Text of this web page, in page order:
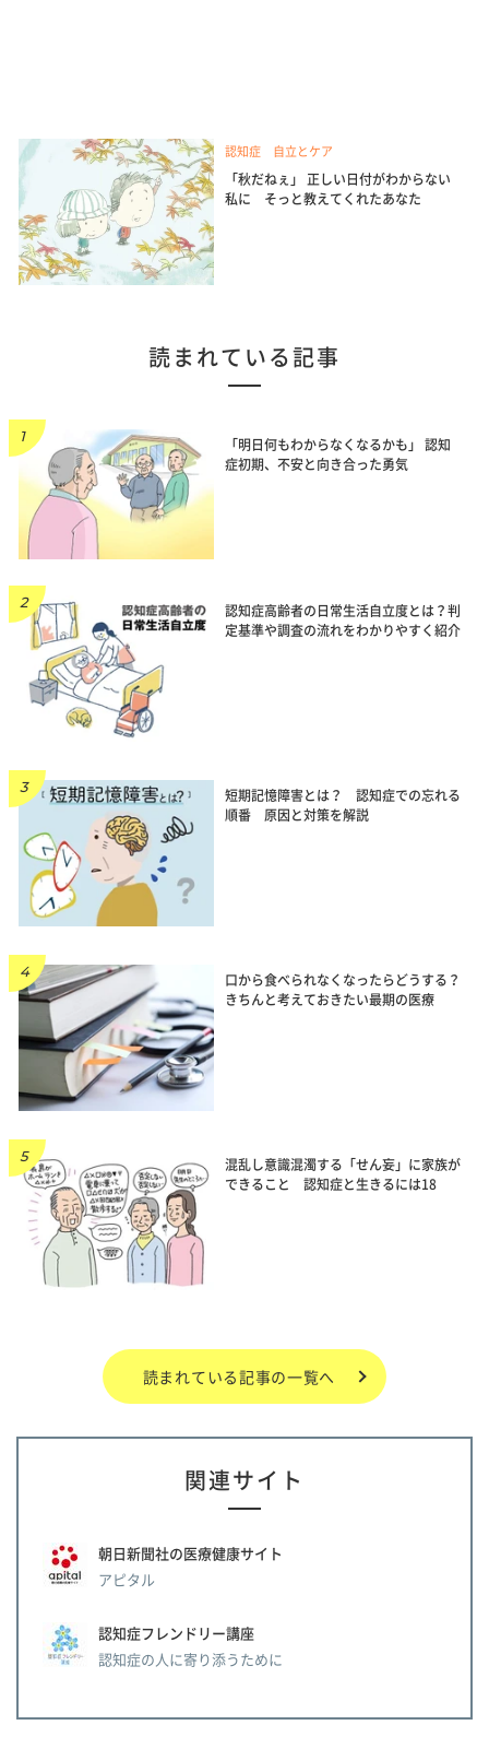
認知症 自立とケア
「秋だねぇ」 正しい日付がわからない
私に そっと教えてくれたあなた
読まれている記事
「明日何もわからなくなるかも」 認知
症初期、不安と向き合った勇気
認知症高齢者の日常生活自立度とは？判
定基準や調査の流れをわかりやすく紹介
短期記憶障害とは？ 認知症での忘れる
順番 原因と対策を解説
口から食べられなくなったらどうする？
きちんと考えておきたい最期の医療
混乱し意識混濁する「せん妄」に家族が
できること 認知症と生きるには18
読まれている記事の一覧へ
関連サイト
朝日新聞社の医療健康サイト
アピタル
認知症フレンドリー講座
認知症の人に寄り添うために